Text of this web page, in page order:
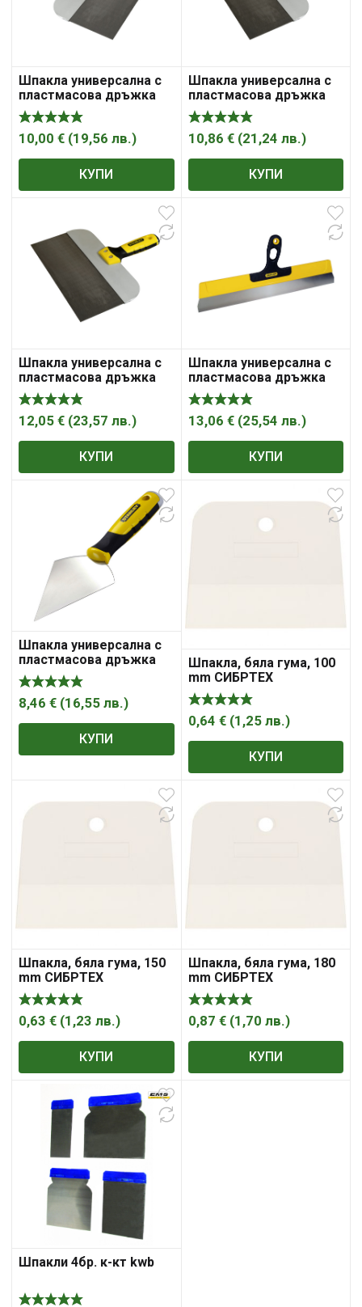
Шпакла универсална с
пластмасова дръжка
200mm Stanley
10,00 € (19,56 лв.)
КУПИ
Шпакла универсална с
пластмасова дръжка
250mm Stanley
10,86 € (21,24 лв.)
КУПИ
Шпакла универсална с
пластмасова дръжка
300mm Stanley
12,05 € (23,57 лв.)
КУПИ
Шпакла универсална с
пластмасова дръжка
500mm Stanley
13,06 € (25,54 лв.)
КУПИ
Шпакла универсална с
пластмасова дръжка
Stanley
8,46 € (16,55 лв.)
КУПИ
Шпакла, бяла гума, 100
mm СИБРТЕХ
0,64 € (1,25 лв.)
КУПИ
Шпакла, бяла гума, 150
mm СИБРТЕХ
0,63 € (1,23 лв.)
КУПИ
Шпакла, бяла гума, 180
mm СИБРТЕХ
0,87 € (1,70 лв.)
КУПИ
Шпакли 4бр. к-кт kwb